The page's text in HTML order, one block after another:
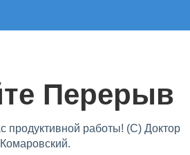
Перерыв
продуктивной работы! (С) Доктор
Комаровский.